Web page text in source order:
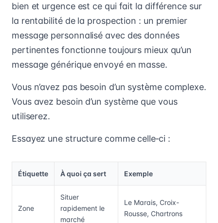
bien et urgence est ce qui fait la différence sur
la rentabilité de la prospection : un premier
message personnalisé avec des données
pertinentes fonctionne toujours mieux qu’un
message générique envoyé en masse.
Vous n’avez pas besoin d’un système complexe.
Vous avez besoin d’un système que vous
utiliserez.
Essayez une structure comme celle‑ci :
Étiquette À quoi ça sert Exemple
Zone
Situer
rapidement le
marché
Le Marais, Croix-
Rousse, Chartrons